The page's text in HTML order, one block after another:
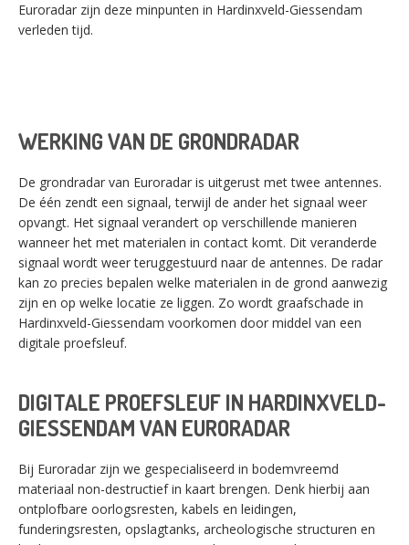
Euroradar zijn deze minpunten in Hardinxveld-Giessendam
verleden tijd.
WERKING VAN DE GRONDRADAR
De grondradar van Euroradar is uitgerust met twee antennes.
De één zendt een signaal, terwijl de ander het signaal weer
opvangt. Het signaal verandert op verschillende manieren
wanneer het met materialen in contact komt. Dit veranderde
signaal wordt weer teruggestuurd naar de antennes. De radar
kan zo precies bepalen welke materialen in de grond aanwezig
zijn en op welke locatie ze liggen. Zo wordt graafschade in
Hardinxveld-Giessendam voorkomen door middel van een
digitale proefsleuf.
DIGITALE PROEFSLEUF IN HARDINXVELD-
GIESSENDAMVAN EURORADAR
Bij Euroradar zijn we gespecialiseerd in bodemvreemd
materiaal non-destructief in kaart brengen. Denk hierbij aan
ontplofbare oorlogsresten, kabels en leidingen,
funderingsresten, opslagtanks, archeologische structuren en